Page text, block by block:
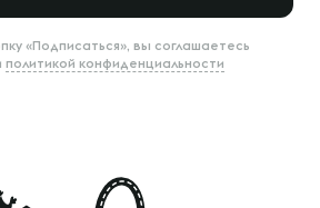
«Подписаться», вы соглашаетесь
политикой конфиденциальности